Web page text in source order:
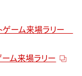
ゲーム来場ラリー
ム来場ラリー